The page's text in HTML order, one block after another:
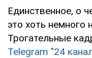
Единственное, о
это хоть немного
Трогательные
Telegram "24